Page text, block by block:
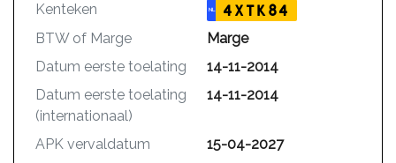
Kenteken NL 4XTK84
BTW of Marge
Marge
Datum eerste toelating
14-11-2014
Datum eerste toelating
(internationaal)
14-11-2014
APK vervaldatum
15-04-2027